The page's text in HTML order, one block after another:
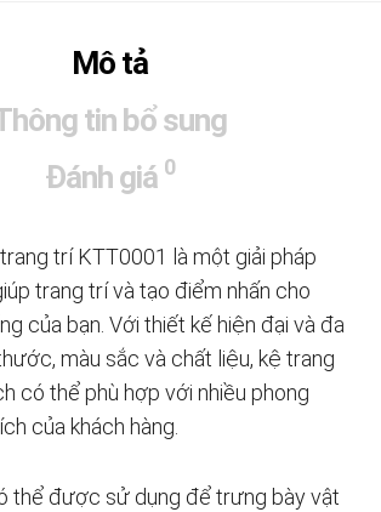
Mô tả
tin bổ sung
Đánh giá 0
trí KTT0001 là một giải pháp
trang trí và tạo điểm nhấn cho
của bạn. Với thiết kế hiện đại và đa
màu sắc và chất liệu, kệ trang
có thể phù hợp với nhiều phong
của khách hàng.
thể được sử dụng để trưng bày vật